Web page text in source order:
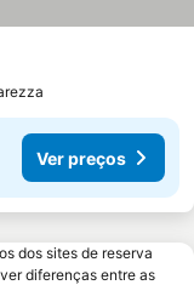
preços
Ver preços
dos sites de reserva
diferenças entre as